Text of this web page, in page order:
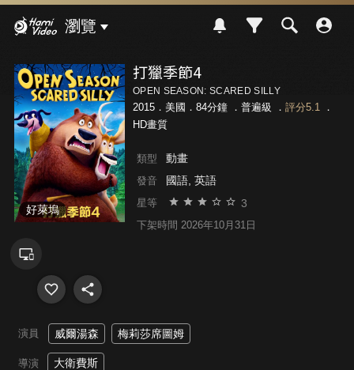
瀏覽
好萊塢
打獵季節4
OPEN SEASON: SCARED SILLY
2015．美國．84分鐘 ． 普遍級 ． 評分5.1．
HD畫質
類型 動畫
發音 國語, 英語
星等 3
下架時間 2026年10月31日
演員 威爾湯森 梅莉莎席圖姆
導演 大衛費斯